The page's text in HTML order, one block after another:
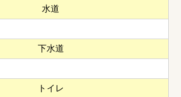
水道
下水道
トイレ